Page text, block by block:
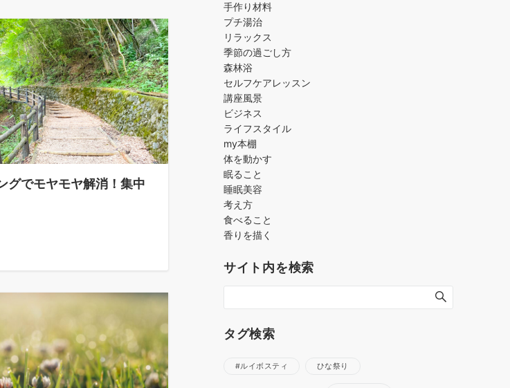
グでモヤモヤ解消！集中
手作り材料
プチ湯治
リラックス
季節の過ごし方
森林浴
セルフケアレッスン
講座風景
ビジネス
ライフスタイル
my本棚
体を動かす
眠ること
睡眠美容
考え方
食べること
香りを描く
サイト内を検索
タグ検索
#ルイボスティ ひな祭り